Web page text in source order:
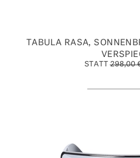
TABULA RASA,
STATT298,00